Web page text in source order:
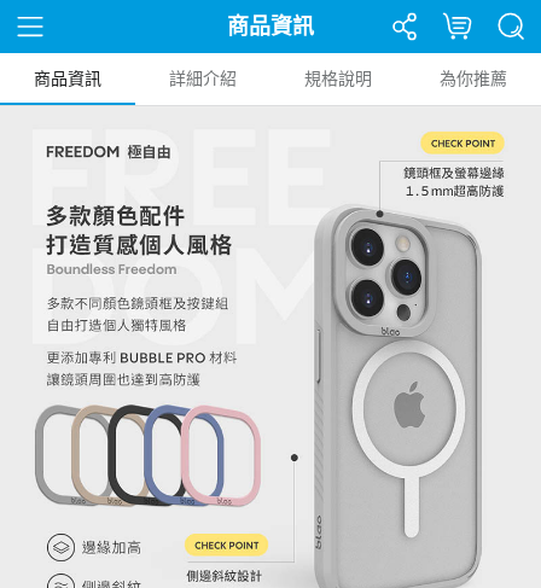
商品資訊
商品資訊 詳細介紹 規格說明 為你推薦